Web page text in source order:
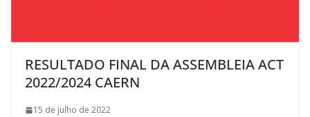
RESULTADO FINAL DA ASSEMBLEIA ACT
2022/2024 CAERN
15 de julho de 2022